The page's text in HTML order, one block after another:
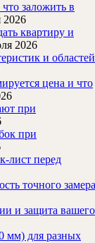
заложить в
2026
квартиру и
2026
и областей
цена и что
при
при
лист перед
точного замера
и защита вашего
мм) для разных